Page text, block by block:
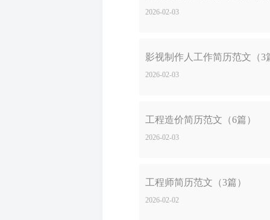
2026-02-03
影视制作人工作简历范文（3
2026-02-03
工程造价简历范文（6篇）
2026-02-03
工程师简历范文（3篇）
2026-02-02